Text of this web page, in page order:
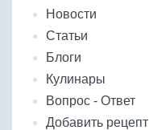
Новости
Статьи
Блоги
Кулинары
Вопрос - Ответ
Добавить рецепт